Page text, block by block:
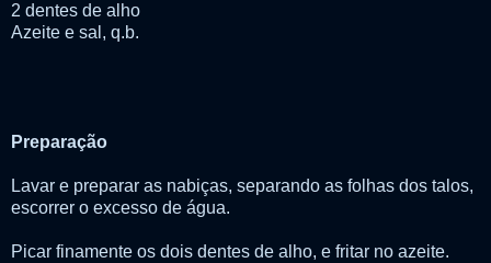
2 dentes de alho
Azeite e sal, q.b.
Preparação
Lavar e preparar as nabiças, separando as folhas dos talos,
escorrer o excesso de água.
Picar finamente os dois dentes de alho, e fritar no azeite.